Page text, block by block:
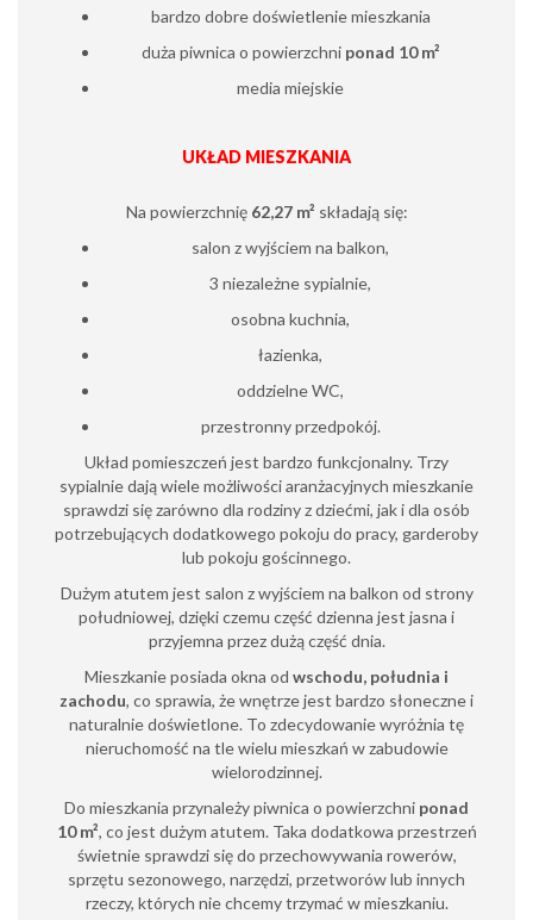
bardzo dobre doświetlenie mieszkania
duża piwnica o powierzchni ponad 10 m²
media miejskie
UKŁAD MIESZKANIA
Na powierzchnię 62,27 m² składają się:
salon z wyjściem na balkon,
3 niezależne sypialnie,
osobna kuchnia,
łazienka,
oddzielne WC,
przestronny przedpokój.
Układ pomieszczeń jest bardzo funkcjonalny. Trzy
sypialnie dają wiele możliwości aranżacyjnych mieszkanie
sprawdzi się zarówno dla rodziny z dziećmi, jak i dla osób
potrzebujących dodatkowego pokoju do pracy, garderoby
lub pokoju gościnnego.
Dużym atutem jest salon z wyjściem na balkon od strony
południowej, dzięki czemu część dzienna jest jasna i
przyjemna przez dużą część dnia.
Mieszkanie posiada okna od wschodu, południa i
zachodu, co sprawia, że wnętrze jest bardzo słoneczne i
naturalnie doświetlone. To zdecydowanie wyróżnia tę
nieruchomość na tle wielu mieszkań w zabudowie
wielorodzinnej.
Do mieszkania przynależy piwnica o powierzchni ponad
10 m², co jest dużym atutem. Taka dodatkowa przestrzeń
świetnie sprawdzi się do przechowywania rowerów,
sprzętu sezonowego, narzędzi, przetworów lub innych
rzeczy, których nie chcemy trzymać w mieszkaniu.